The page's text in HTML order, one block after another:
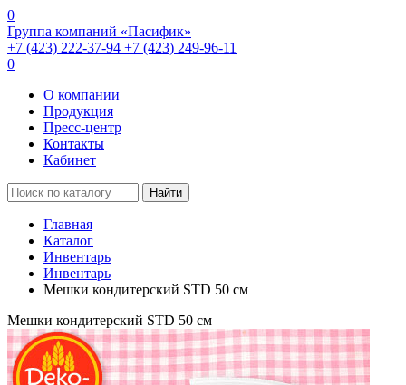
0
Группа компаний «Пасифик»
+7 (423) 222-37-94 +7 (423) 249-96-11
0
О компании
Продукция
Пресс-центр
Контакты
Кабинет
Найти
Главная
Каталог
Инвентарь
Инвентарь
Мешки кондитерский STD 50 см
Мешки кондитерский STD 50 см